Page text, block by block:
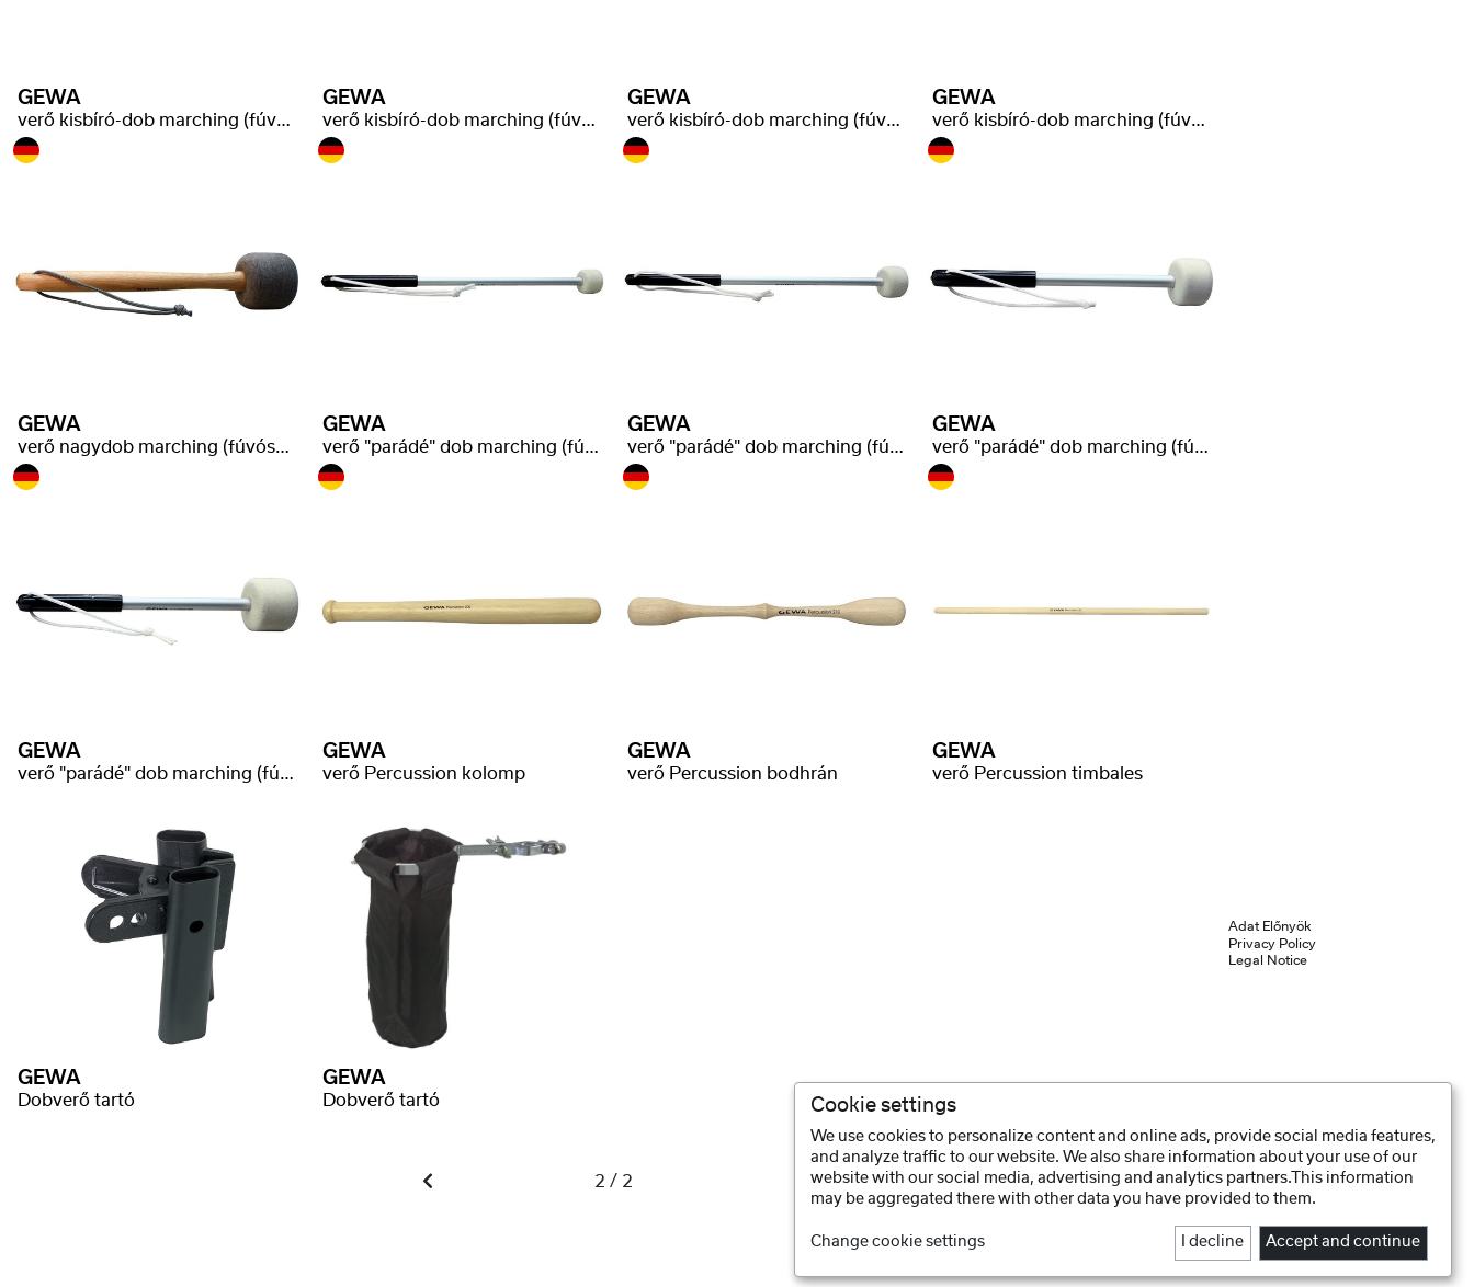
GEWA
verő kisbíró-dob marching (fúvószenekari)
GEWA
verő kisbíró-dob marching (fúvószenekari)
GEWA
verő kisbíró-dob marching (fúvószenekari)
GEWA
verő kisbíró-dob marching (fúvószenekari)
GEWA
verő nagydob marching (fúvószenekari)
GEWA
verő "parádé" dob marching (fúvószenekari)
GEWA
verő "parádé" dob marching (fúvószenekari)
GEWA
verő "parádé" dob marching (fúvószenekari)
GEWA
verő "parádé" dob marching (fúvószenekari)
GEWA
verő Percussion kolomp
GEWA
verő Percussion bodhrán
GEWA
verő Percussion timbales
GEWA
Dobverő tartó
GEWA
Dobverő tartó
2 / 2
Adat Előnyök
Privacy Policy
Legal Notice
Cookie settings
We use cookies to personalize content and online ads, provide social media features,
and analyze traffic to our website. We also share information about your use of our
website with our social media, advertising and analytics partners.This information
may be aggregated there with other data you have provided to them.
Change cookie settings I decline Accept and continue